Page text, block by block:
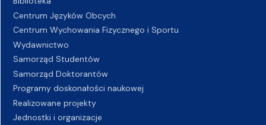
Centrum Języków Obcych
Centrum Wychowania Fizycznego i Sportu
Wydawnictwo
Samorząd Studentów
Samorząd Doktorantów
Programy doskonałości naukowej
Realizowane projekty
Jednostki i organizacje